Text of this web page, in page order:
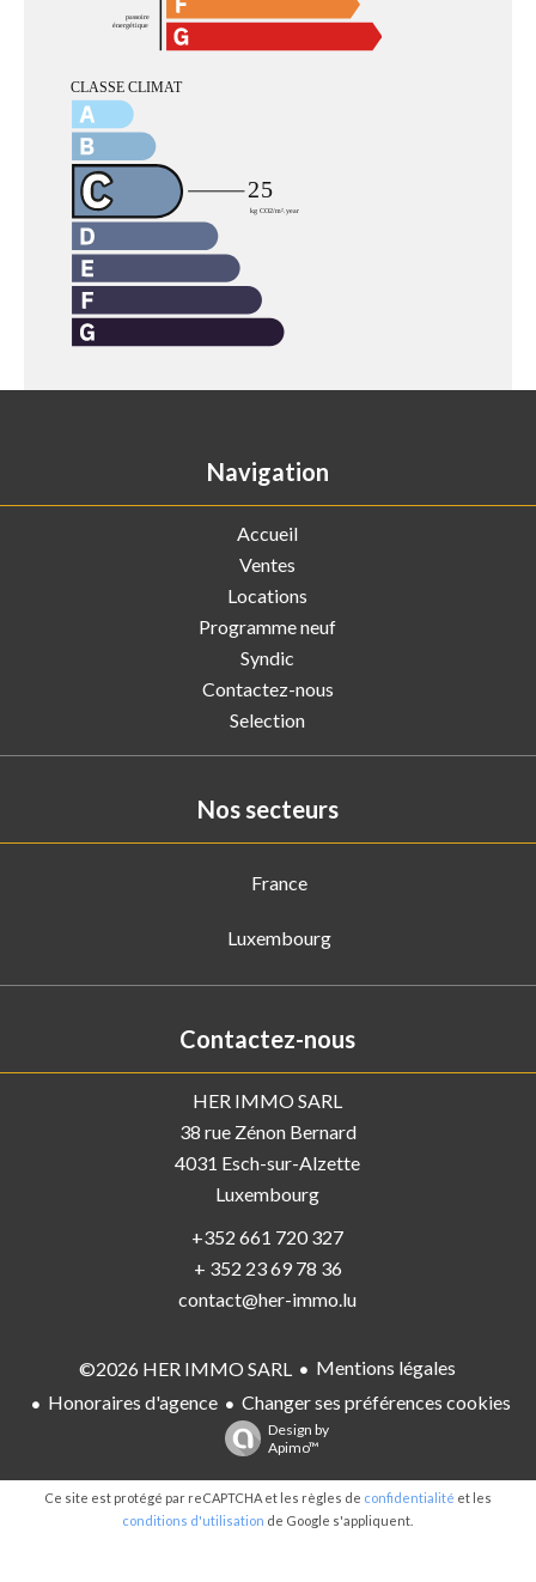
Navigation
Accueil
Ventes
Locations
Programme neuf
Syndic
Contactez-nous
Selection
Nos secteurs
France
Luxembourg
Contactez-nous
HER IMMO SARL
38 rue Zénon Bernard
4031 Esch-sur-Alzette
Luxembourg
+352 661 720 327
+ 352 23 69 78 36
contact@her-immo.lu
©2026 HER IMMO SARL
Mentions légales
Honoraires d'agence
Changer ses préférences cookies
Design by
Apimo™
Ce site est protégé par reCAPTCHA et les règles de confidentialité et les
conditions d'utilisation de Google s'appliquent.